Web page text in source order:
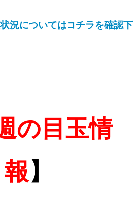
況についてはコチラを確認下
の目玉情
報 】